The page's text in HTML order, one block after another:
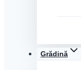
Grădină